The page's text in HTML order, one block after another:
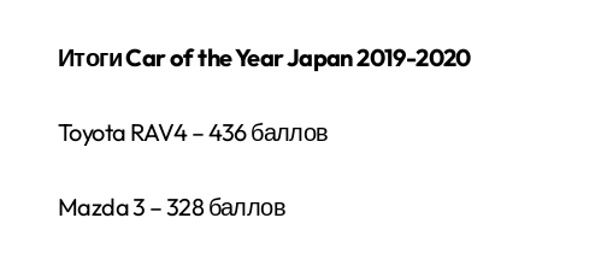
ИтогиCar of the Year Japan 2019-2020
Toyota RAV4 – 436 баллов
Mazda 3 – 328 баллов